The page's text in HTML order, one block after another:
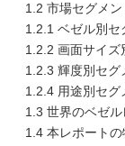
1.2 市場セグメン
1.2.1 ベゼル別セ
1.2.2 画面サイズ
1.2.3 輝度別セグ
1.2.4 用途別セグ
1.3 世界のベゼ
1.4 本レポート